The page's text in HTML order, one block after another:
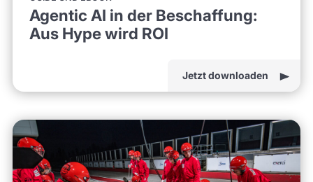
Agentic AI in der Beschaffung:
Aus Hype wird ROI
Jetzt downloaden